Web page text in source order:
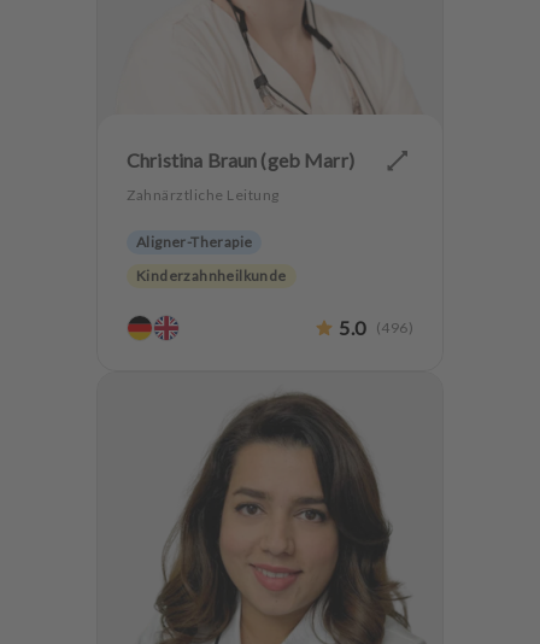
Christina Braun (geb Marr)
Zahnärztliche Leitung
Aligner-Therapie
Kinderzahnheilkunde
Ästhetische Zahnheilkunde
Implantologie
Zahnerhaltung
Angstpatienten
5.0 (496)